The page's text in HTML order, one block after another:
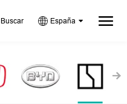
Buscar España